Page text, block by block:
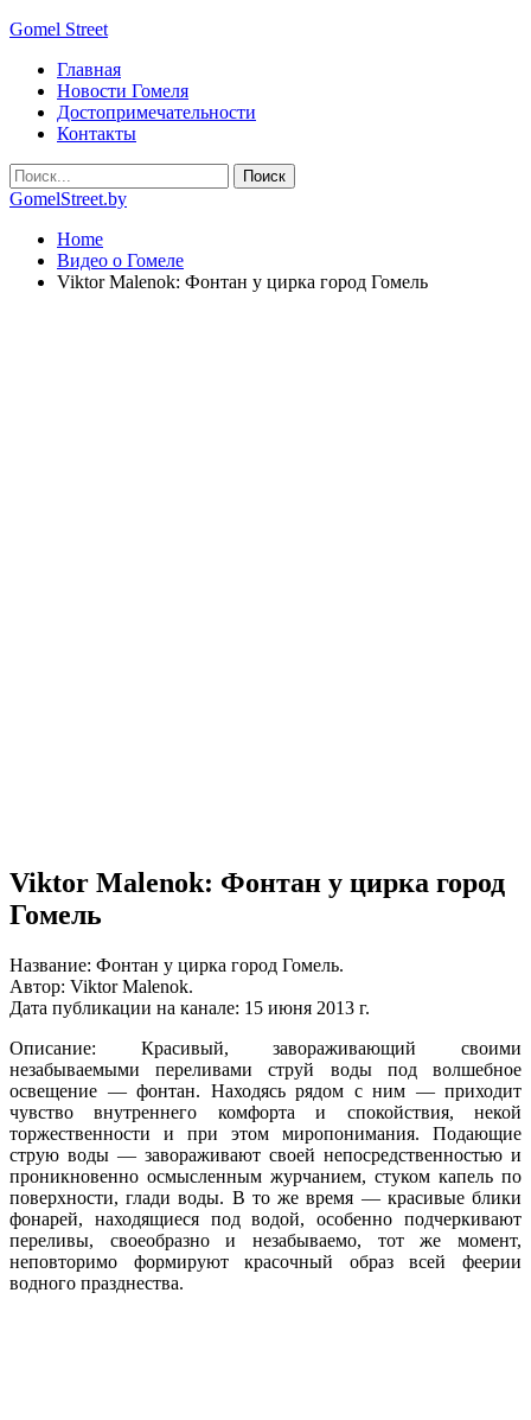
Gomel Street
Главная
Новости Гомеля
Достопримечательности
Контакты
GomelStreet.by
Home
Видео о Гомеле
Viktor Malenok: Фонтан у цирка город Гомель
Viktor Malenok: Фонтан у цирка город
Гомель
Название: Фонтан у цирка город Гомель.
Автор: Viktor Malenok.
Дата публикации на канале: 15 июня 2013 г.
Описание: Красивый, завораживающий своими
незабываемыми переливами струй воды под волшебное
освещение — фонтан. Находясь рядом с ним — приходит
чувство внутреннего комфорта и спокойствия, некой
торжественности и при этом миропонимания. Подающие
струю воды — завораживают своей непосредственностью и
проникновенно осмысленным журчанием, стуком капель по
поверхности, глади воды. В то же время — красивые блики
фонарей, находящиеся под водой, особенно подчеркивают
переливы, своеобразно и незабываемо, тот же момент,
неповторимо формируют красочный образ всей феерии
водного празднества.